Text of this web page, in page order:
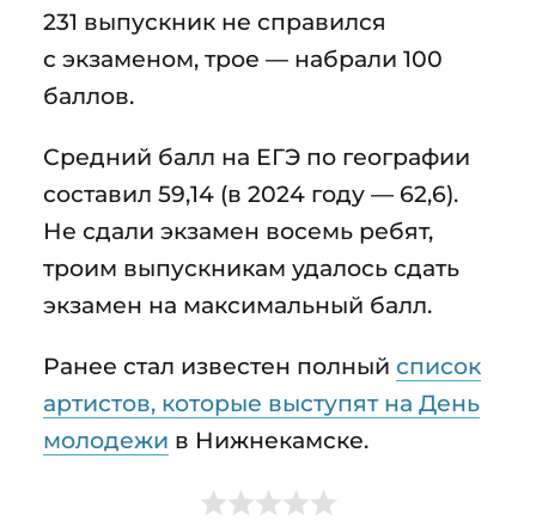
231 выпускник не справился
с экзаменом, трое — набрали 100
баллов.
Средний балл на ЕГЭ по географии
составил 59,14 (в 2024 году — 62,6).
Не сдали экзамен восемь ребят,
троим выпускникам удалось сдать
экзамен на максимальный балл.
Ранее стал известен полный список
артистов, которые выступят на День
молодежи в Нижнекамске.